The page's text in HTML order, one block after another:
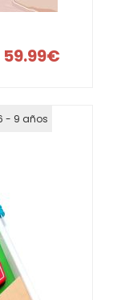
59.99€
- 9 años